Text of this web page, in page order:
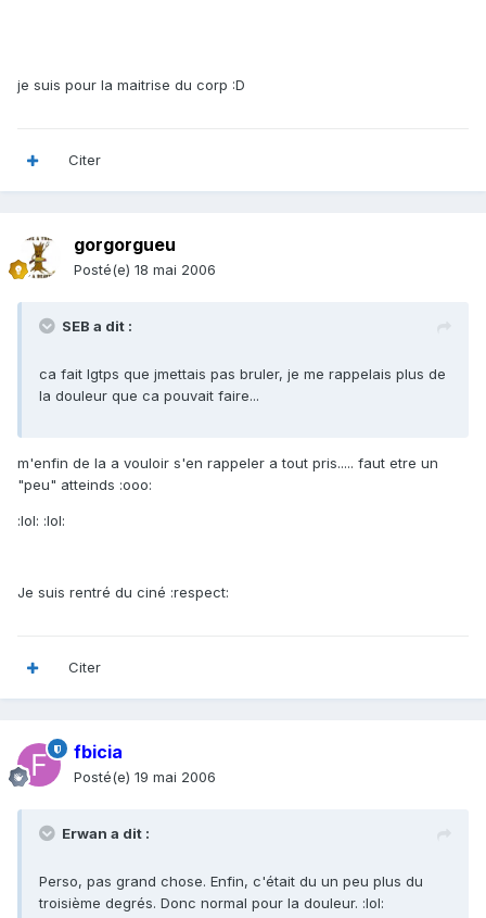
je suis pour la maitrise du corp :D
Citer
gorgorgueu
Posté(e) 18 mai 2006
SEB a dit :
ca fait lgtps que jmettais pas bruler, je me rappelais plus de
la douleur que ca pouvait faire...
m'enfin de la a vouloir s'en rappeler a tout pris..... faut etre un
"peu" atteinds :ooo:
:lol: :lol:
Je suis rentré du ciné :respect:
Citer
fbicia
Posté(e) 19 mai 2006
Erwan a dit :
Perso, pas grand chose. Enfin, c'était du un peu plus du
troisième degrés. Donc normal pour la douleur. :lol: